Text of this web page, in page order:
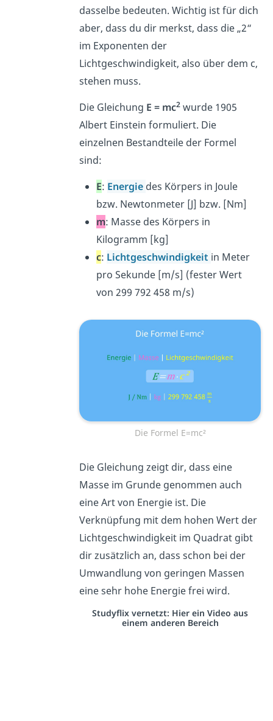
dasselbe bedeuten. Wichtig ist für dich
aber, dass du dir merkst, dass die „2“
im Exponenten der
Lichtgeschwindigkeit, also über dem c,
stehen muss.
Die Gleichung E = mc2 wurde 1905
Albert Einstein formuliert. Die
einzelnen Bestandteile der Formel
sind:
E: Energie des Körpers in Joule
bzw. Newtonmeter [J] bzw. [Nm]
m: Masse des Körpers in
Kilogramm [kg]
c: Lichtgeschwindigkeit in Meter
pro Sekunde [m/s] (fester Wert
von 299 792 458 m/s)
Die Formel E=mc²
Die Gleichung zeigt dir, dass eine
Masse im Grunde genommen auch
eine Art von Energie ist. Die
Verknüpfung mit dem hohen Wert der
Lichtgeschwindigkeit im Quadrat gibt
dir zusätzlich an, dass schon bei der
Umwandlung von geringen Massen
eine sehr hohe Energie frei wird.
Studyflix vernetzt: Hier ein Video aus
einem anderen Bereich